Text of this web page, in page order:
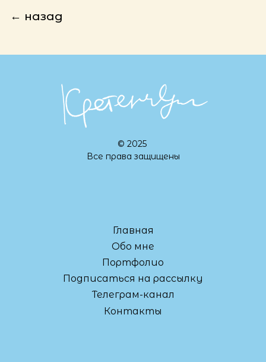
← назад
© 2025
Все права защищены
Главная
Обо мне
Портфолио
Подписаться на рассылку
Телеграм-канал
Контакты